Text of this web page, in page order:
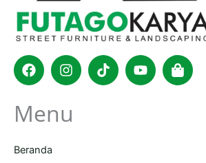
FacebookInstagram
TiktokYoutube
bag
Menu
Beranda